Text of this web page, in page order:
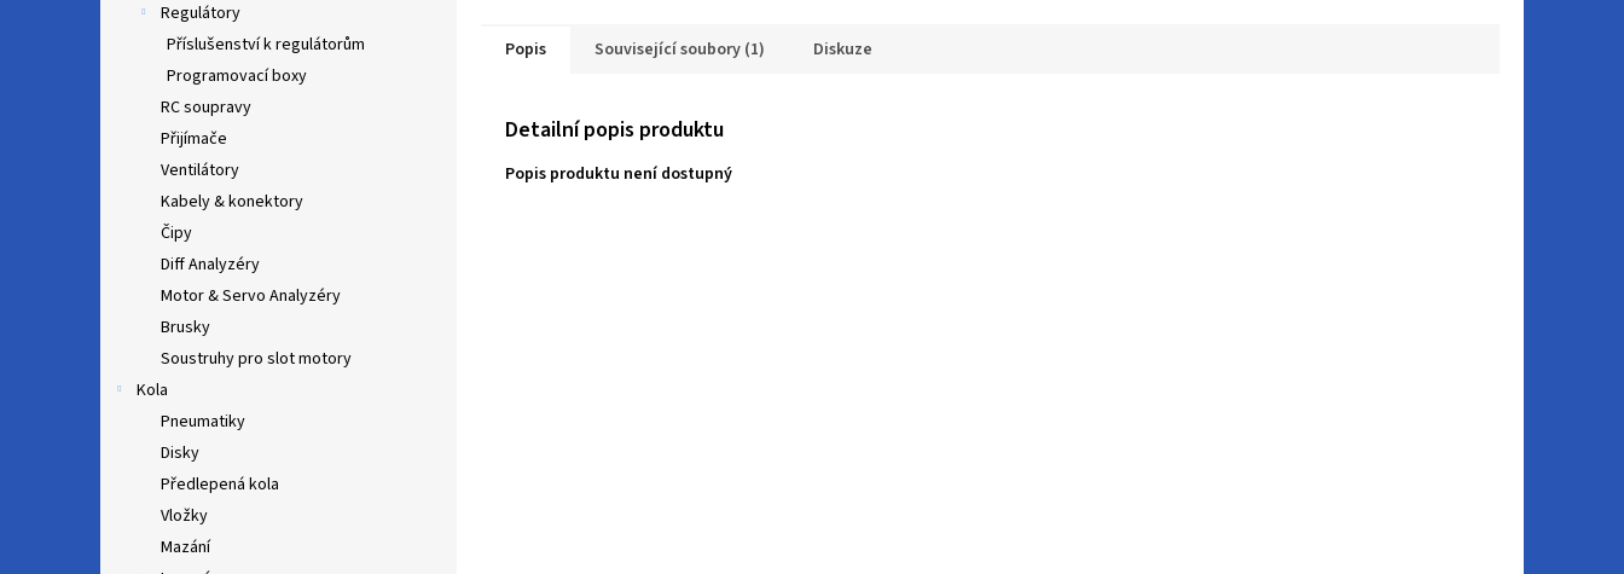
Regulátory
Příslušenství k regulátorům
Programovací boxy
RC soupravy
Přijímače
Ventilátory
Kabely & konektory
Čipy
Diff Analyzéry
Motor & Servo Analyzéry
Brusky
Soustruhy pro slot motory
Kola
Pneumatiky
Disky
Předlepená kola
Vložky
Mazání
Popis Související soubory (1) Diskuze
Detailní popis produktu
Popis produktu není dostupný